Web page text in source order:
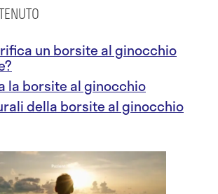
un borsite al ginocchio
la borsite al ginocchio
della borsite al ginocchio